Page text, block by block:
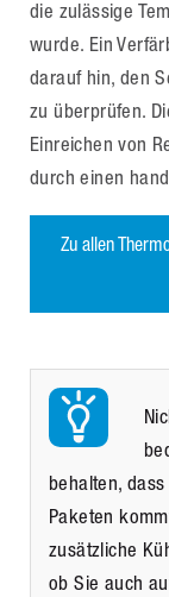
die zulässige
wurde. Ein
darauf hin, den
zu überprüfen.
Einreichen von
durch einen
Zu allen
behalten,
Paketen
zusätzliche
ob Sie auch